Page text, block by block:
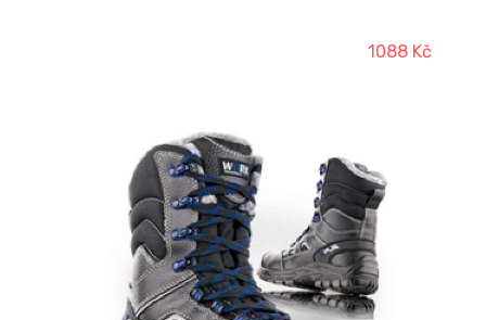
vlasovým plyšem DELTA, antistatická Podšívka:
vlasový plyš DELTA Provedení: O2W FO SRC - bez
1088 Kč